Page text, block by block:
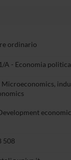
ordinario
A - Economia politica
Microeconomics,
508